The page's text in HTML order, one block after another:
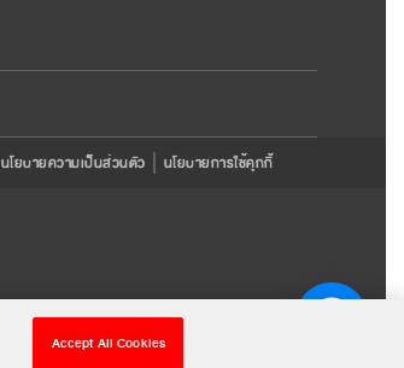
นโยบายความเป็นส่วนตัว นโยบายการใช้คุกกี้
Accept All Cookies